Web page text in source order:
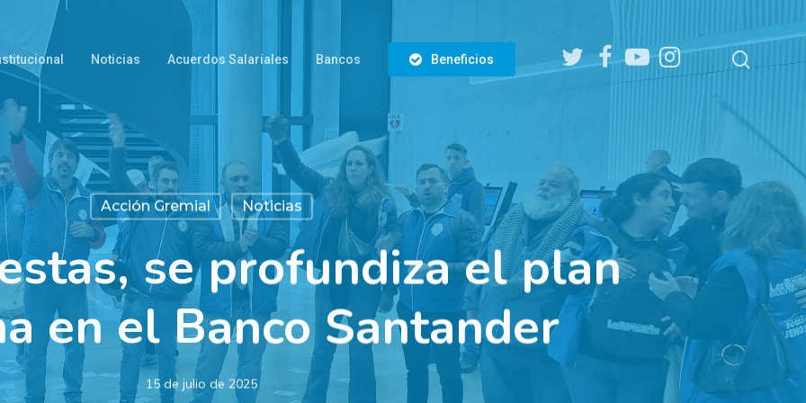
Noticias Acuerdos Salariales Bancos Beneficios
twitter facebookyoutubeinstagram search
Acción Gremial Noticias
se profundiza el plan
en el Banco Santander
15 de julio de 2025